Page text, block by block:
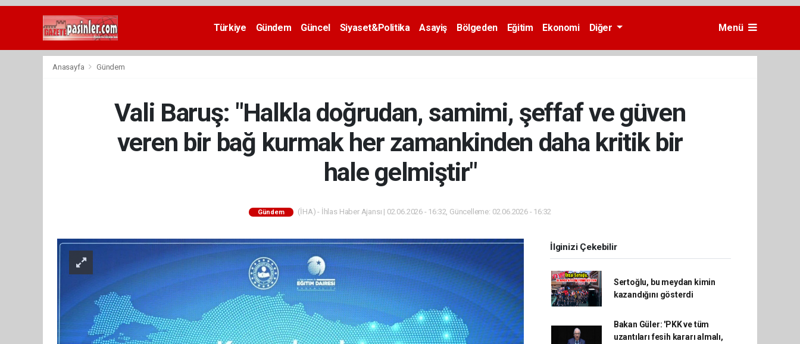
Deneme
Türkiye Gündem Güncel Siyaset&Politika Asayiş Bölgeden Eğitim Ekonomi Diğer Menü
Anasayfa Gündem
Vali Baruş: "Halkla doğrudan, samimi, şeffaf ve güven
veren bir bağ kurmak her zamankinden daha kritik bir
hale gelmiştir"
Gündem (İHA) - İhlas Haber Ajansı | 02.06.2026 - 16:32, Güncelleme: 02.06.2026 - 16:32
İlginizi Çekebilir
Sertoğlu, bu meydan kimin
kazandığını gösterdi
Bakan Güler: 'PKK ve tüm
uzantıları fesih kararı almalı,